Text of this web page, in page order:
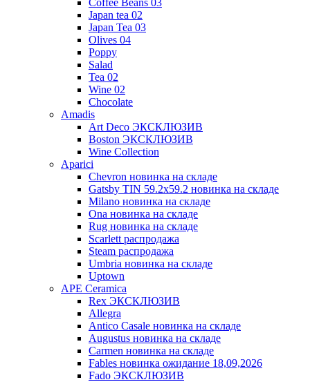
Coffee Beans 03
Japan tea 02
Japan Tea 03
Olives 04
Poppy
Salad
Tea 02
Wine 02
Chocolate
Amadis
Art Deco ЭКСКЛЮЗИВ
Boston ЭКСКЛЮЗИВ
Wine Collection
Aparici
Chevron новинка на складе
Gatsby TIN 59.2x59.2 новинка на складе
Milano новинка на складе
Ona новинка на складе
Rug новинка на складе
Scarlett распродажа
Steam распродажа
Umbria новинка на складе
Uptown
APE Ceramica
Rex ЭКСКЛЮЗИВ
Allegra
Antico Casale новинка на складе
Augustus новинка на складе
Carmen новинка на складе
Fables новинка ожидание 18,09,2026
Fado ЭКСКЛЮЗИВ